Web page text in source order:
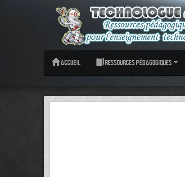
Accueil Ressources pédagogiques